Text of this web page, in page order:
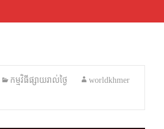
កម្មវិធីផ្សាយរាល់ថ្ងៃ
worldkhmer